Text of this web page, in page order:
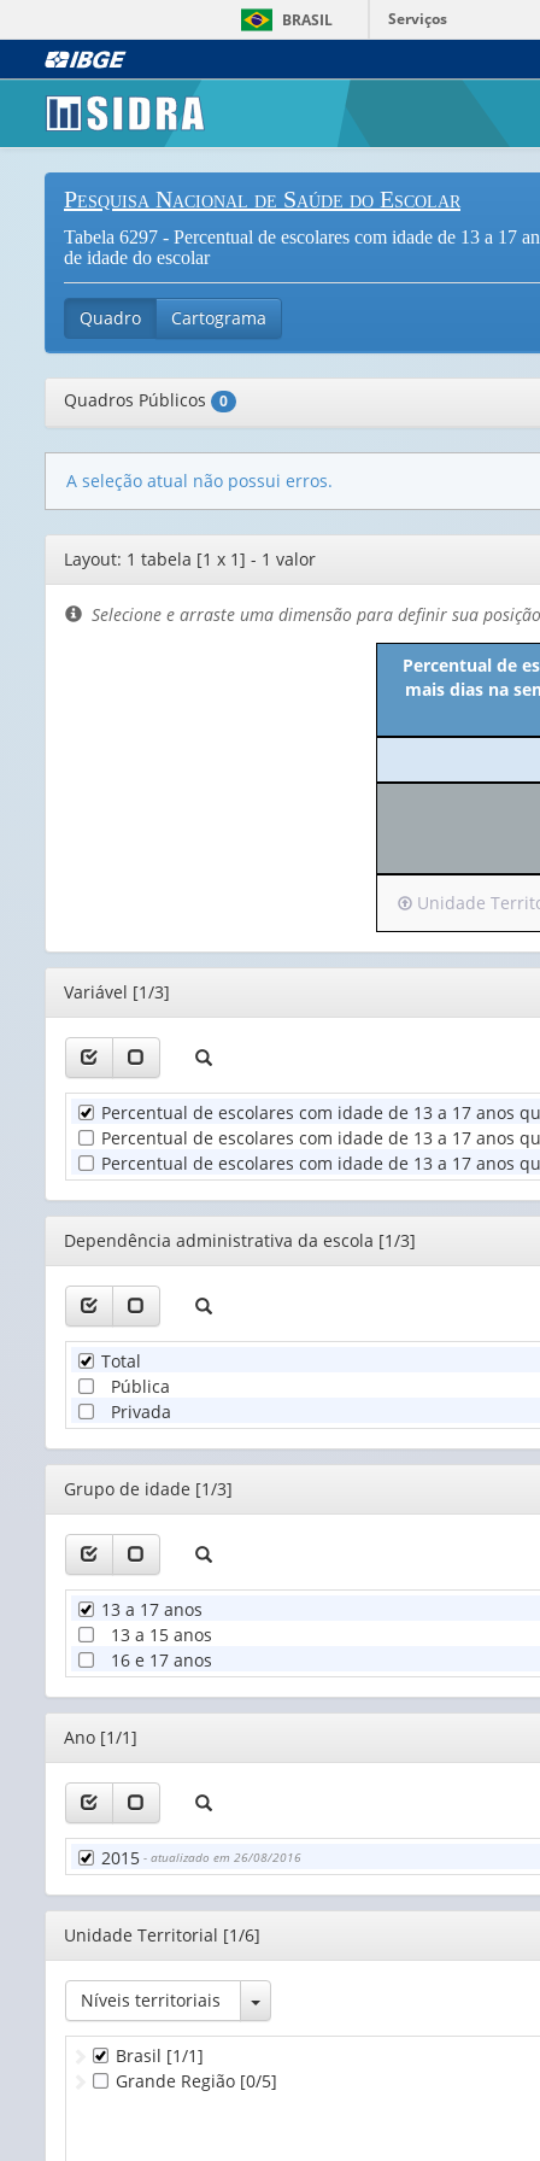
BRASIL Serviços
Pesquisa Nacional de Saúde do Escolar
Tabela 6297 - Percentual de escolares com idade de 13 a 17
de idade do escolar
Quadro Cartograma
Quadros Públicos 0
A seleção atual não possui erros.
Editor
de
layout
Layout: 1 tabela [1 x 1] - 1 valor
Selecione e arraste uma dimensão para definir sua posição
Percentual de
mais dias na
Irá
para
o
cabeçalho
apenas
Unidade
Territorial
(1)
Unidade
Editor
Variável [1/3]
Percentual de escolares com idade de 13 a 17 anos
Percentual de escolares com idade de 13 a 17 anos
Percentual de escolares com idade de 13 a 17 anos
Editor
Dependência administrativa da escola [1/3]
Total
Pública
Privada
Editor
Grupo de idade [1/3]
13 a 17 anos
13 a 15 anos
16 e 17 anos
Editor
Ano [1/1]
2015 - atualizado em 26/08/2016
Editor
Unidade Territorial [1/6]
Níveis territoriais Toggle Dropdown
Brasil [1/1]
Grande Região [0/5]